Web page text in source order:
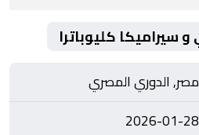
سيراميكا كليوباترا
مصر, الدوري المصري
2026-01-28